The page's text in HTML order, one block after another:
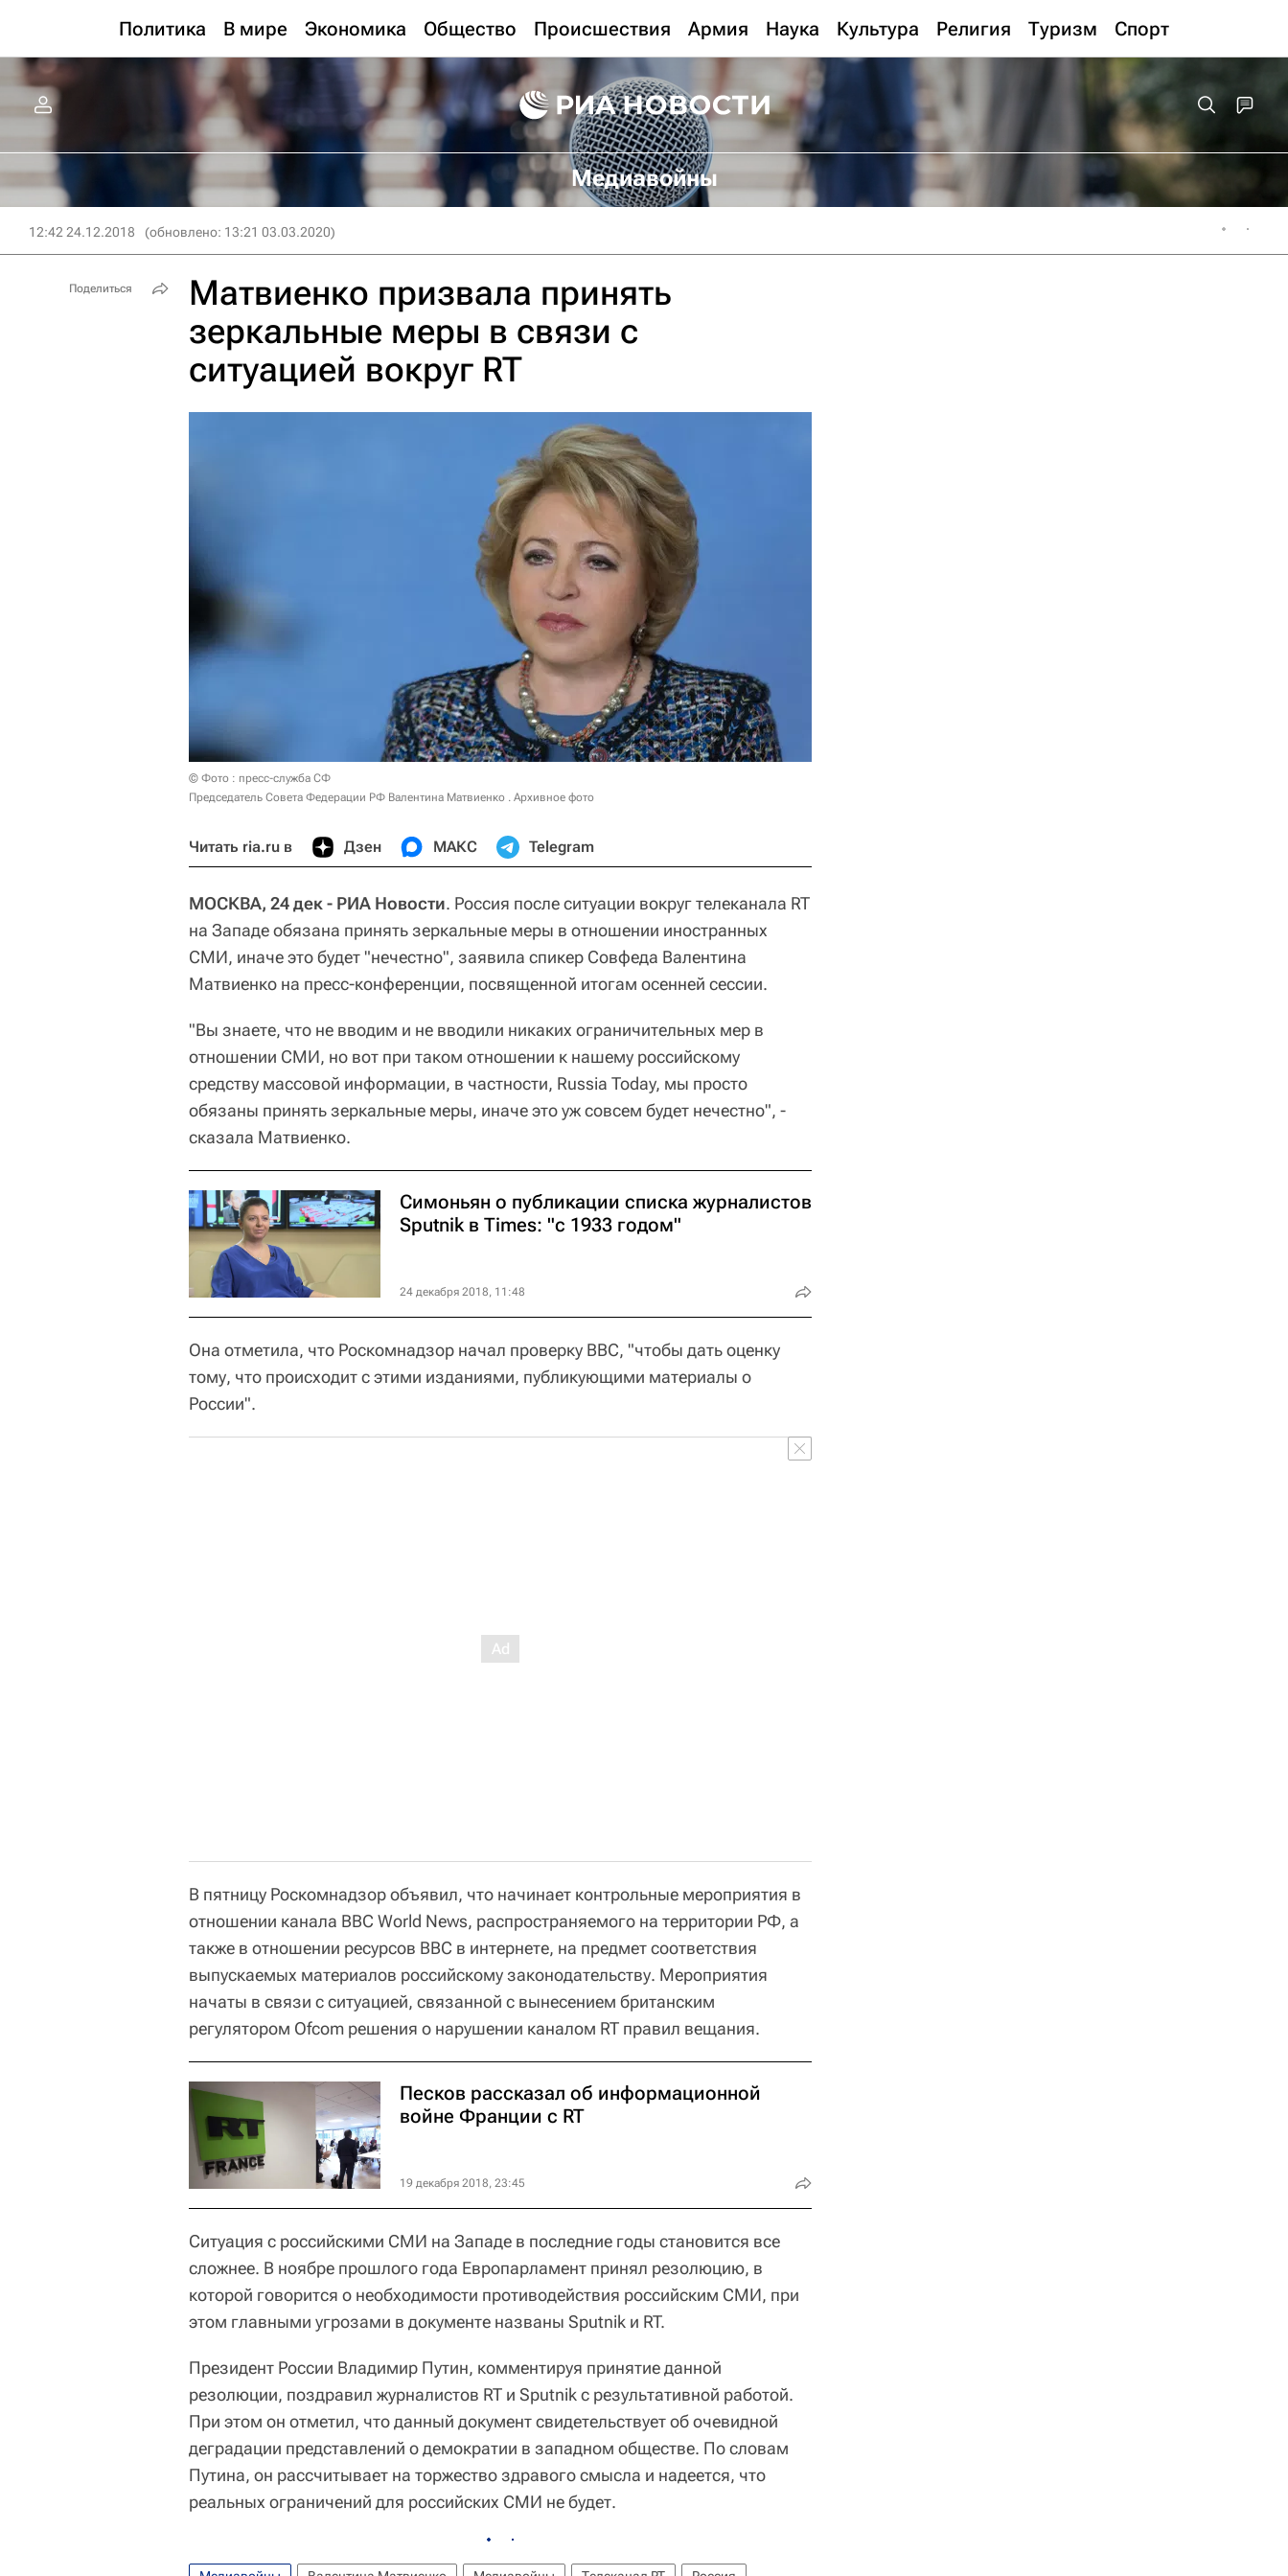
Политика В мире Экономика Общество Происшествия Армия Наука Культура Религия Туризм Спорт
Медиавойны
12:42 24.12.2018 (обновлено: 13:21 03.03.2020)
Матвиенко призвала принять
зеркальные меры в связи с
ситуацией вокруг RT
© Фото : пресс-служба СФ
Председатель Совета Федерации РФ Валентина Матвиенко . Архивное фото
Читать ria.ru в Дзен МАКС Telegram
МОСКВА, 24 дек - РИА Новости. Россия после ситуации вокруг телеканала RT
на Западе обязана принять зеркальные меры в отношении иностранных
СМИ, иначе это будет "нечестно", заявила спикер Совфеда Валентина
Матвиенко на пресс-конференции, посвященной итогам осенней сессии.
"Вы знаете, что не вводим и не вводили никаких ограничительных мер в
отношении СМИ, но вот при таком отношении к нашему российскому
средству массовой информации, в частности, Russia Today, мы просто
обязаны принять зеркальные меры, иначе это уж совсем будет нечестно", -
сказала Матвиенко.
Симоньян о публикации списка журналистов
Sputnik в Times: "с 1933 годом"
24 декабря 2018, 11:48
Она отметила, что Роскомнадзор начал проверку BBC, "чтобы дать оценку
тому, что происходит с этими изданиями, публикующими материалы о
России".
В пятницу Роскомнадзор объявил, что начинает контрольные мероприятия в
отношении канала BBC World News, распространяемого на территории РФ, а
также в отношении ресурсов BBC в интернете, на предмет соответствия
выпускаемых материалов российскому законодательству. Мероприятия
начаты в связи с ситуацией, связанной с вынесением британским
регулятором Ofcom решения о нарушении каналом RT правил вещания.
Песков рассказал об информационной
войне Франции с RT
19 декабря 2018, 23:45
Ситуация с российскими СМИ на Западе в последние годы становится все
сложнее. В ноябре прошлого года Европарламент принял резолюцию, в
которой говорится о необходимости противодействия российским СМИ, при
этом главными угрозами в документе названы Sputnik и RT.
Президент России Владимир Путин, комментируя принятие данной
резолюции, поздравил журналистов RT и Sputnik с результативной работой.
При этом он отметил, что данный документ свидетельствует об очевидной
деградации представлений о демократии в западном обществе. По словам
Путина, он рассчитывает на торжество здравого смысла и надеется, что
реальных ограничений для российских СМИ не будет.
Поделиться